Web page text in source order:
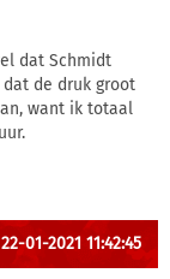
dat Schmidt
de druk groot
want ik totaal
22-01-2021 11:42:45